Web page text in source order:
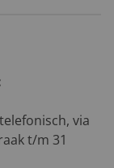
via
t/m 31